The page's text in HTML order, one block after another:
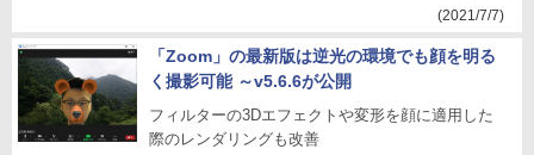
(2021/7/7)
「Zoom」の最新版は逆光の環境でも顔を明る
く撮影可能 ～v5.6.6が公開
フィルターの3Dエフェクトや変形を顔に適用した
際のレンダリングも改善